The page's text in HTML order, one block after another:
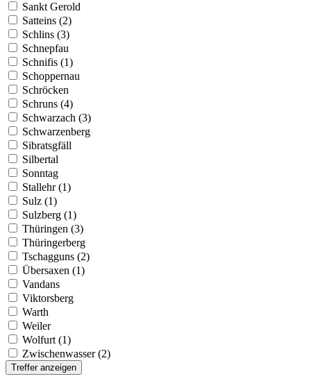
Sankt Gerold
Satteins (2)
Schlins (3)
Schnepfau
Schnifis (1)
Schoppernau
Schröcken
Schruns (4)
Schwarzach (3)
Schwarzenberg
Sibratsgfäll
Silbertal
Sonntag
Stallehr (1)
Sulz (1)
Sulzberg (1)
Thüringen (3)
Thüringerberg
Tschagguns (2)
Übersaxen (1)
Vandans
Viktorsberg
Warth
Weiler
Wolfurt (1)
Zwischenwasser (2)
Treffer anzeigen